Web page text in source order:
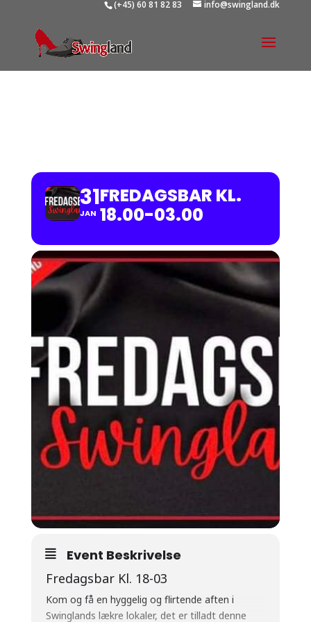
(+45) 60 81 82 83 info@swingland.dk
31
JAN
FREDAGSBAR KL.
18.00-03.00
Event Beskrivelse
Fredagsbar Kl. 18-03
Kom og få en hyggelig og flirtende aften i
Swinglands lækre lokaler, det er tilladt denne